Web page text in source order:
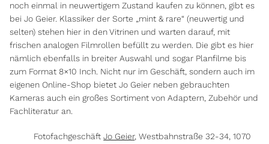
noch einmal in neuwertigem Zustand kaufen zu können, gibt es
bei Jo Geier. Klassiker der Sorte „mint & rare“ (neuwertig und
selten) stehen hier in den Vitrinen und warten darauf, mit
frischen analogen Filmrollen befüllt zu werden. Die gibt es hier
nämlich ebenfalls in breiter Auswahl und sogar Planfilme bis
zum Format 8×10 Inch. Nicht nur im Geschäft, sondern auch im
eigenen Online-Shop bietet Jo Geier neben gebrauchten
Kameras auch ein großes Sortiment von Adaptern, Zubehör und
Fachliteratur an.
FotofachgeschäftJo Geier, Westbahnstraße 32-34, 1070